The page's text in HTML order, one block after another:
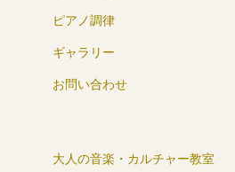
ピアノ調律
ギャラリー
お問い合わせ
大人の音楽・カルチャー教室